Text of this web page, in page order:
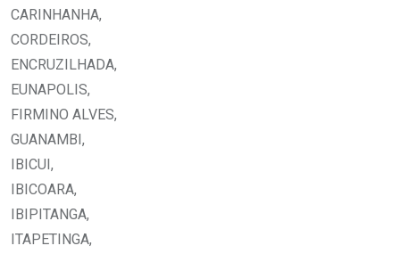
CARINHANHA,
CORDEIROS,
ENCRUZILHADA,
EUNAPOLIS,
FIRMINO ALVES,
GUANAMBI,
IBICUI,
IBICOARA,
IBIPITANGA,
ITAPETINGA,